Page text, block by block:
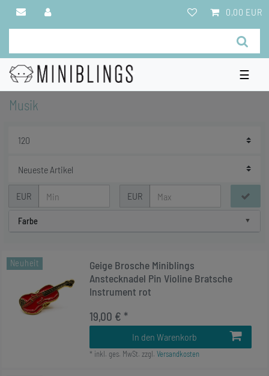
0,00 EUR
☰
Musik
EUR EUR
Farbe
Neuheit
Geige Brosche Miniblings
Anstecknadel Pin Violine Bratsche
Instrument rot
19,00 € *
In den Warenkorb
* inkl. ges. MwSt. zzgl. Versandkosten